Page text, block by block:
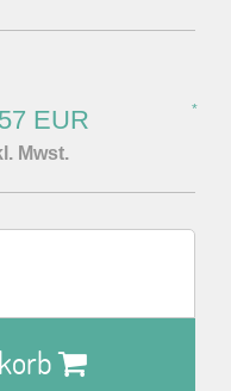
EUR *
Mwst.